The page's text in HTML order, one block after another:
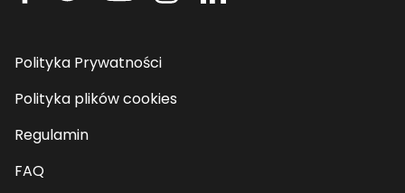
Polityka Prywatności
Polityka plików cookies
Regulamin
FAQ